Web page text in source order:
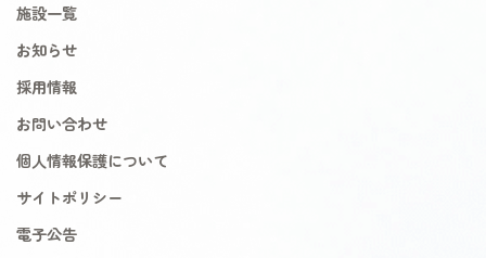
施設一覧
お知らせ
採用情報
お問い合わせ
個人情報保護について
サイトポリシー
電子公告